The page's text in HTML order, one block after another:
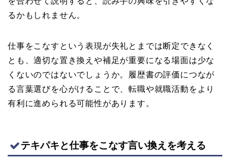
るかもしれません。
仕事をこなすという表現が失礼とまでは断定できなく
とも、適切な置き換えや補足が重要になる場面は少な
くないのではないでしょうか。履歴書の評価につなが
る言葉選びを心がけることで、転職や就職活動をより
有利に進められる可能性があります。
テキパキと仕事をこなす言い換えを考える